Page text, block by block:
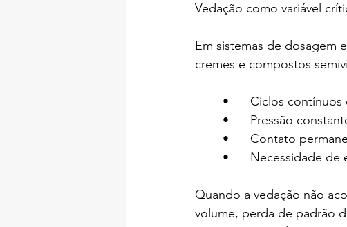
Vedação como variável
Em sistemas de dosagem
cremes e compostos
•	Ciclos
•	Pressão
•	Contato
•	Necessidade
Quando a vedação não
volume, perda de padrão